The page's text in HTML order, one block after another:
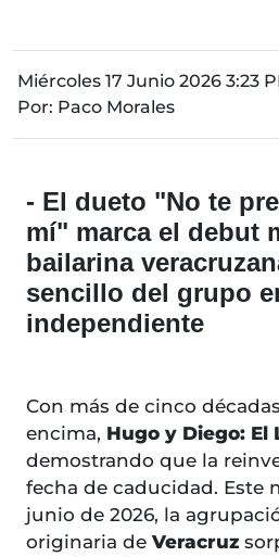
Miércoles 17 Junio 2026 3:23
Por: Paco Morales
- El dueto "No te
mí" marca el debut
bailarina
sencillo del grupo
independiente
Con más de cinco
encima, Hugo y Diego: El
demostrando que la
fecha de caducidad. Este
junio de 2026, la
originaria de Veracruz